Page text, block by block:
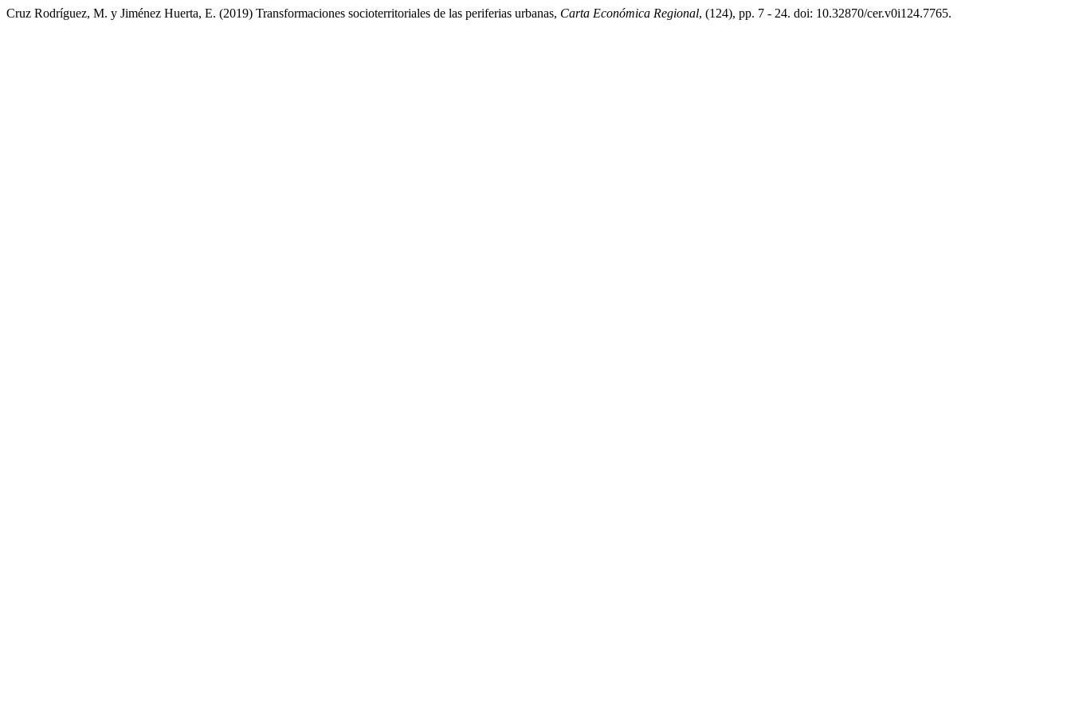
Cruz Rodríguez, M. y Jiménez Huerta, E. (2019) Transformaciones socioterritoriales de las periferias urbanas, Carta Económica Regional, (124), pp. 7 - 24. doi: 10.32870/cer.v0i124.7765.